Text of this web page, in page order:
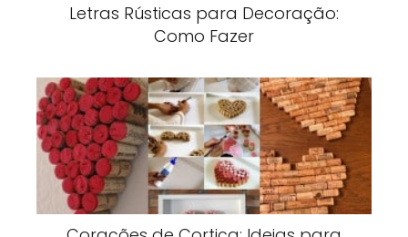
Letras Rústicas para Decoração:
Como Fazer